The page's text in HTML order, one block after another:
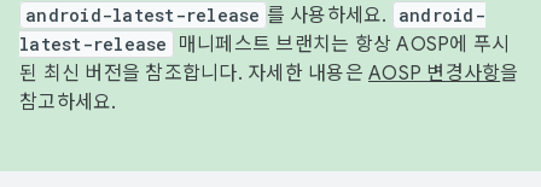
android-latest-release 를 사용하세요.
android-
latest-release
매니페스트 브랜치는 항상 AOSP에 푸시
된 최신 버전을 참조합니다. 자세한 내용은 AOSP 변경사항을
참고하세요.